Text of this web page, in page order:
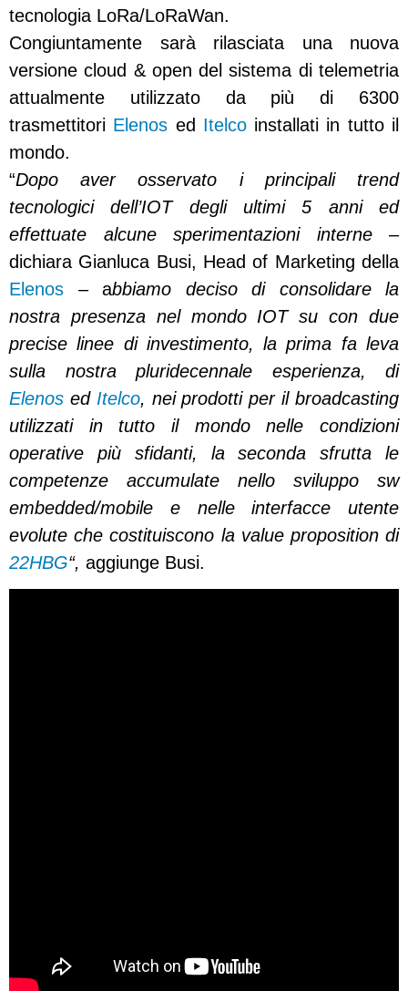
tecnologia LoRa/LoRaWan.
Congiuntamente sarà rilasciata una nuova
versione cloud & open del sistema di telemetria
attualmente utilizzato da più di 6300
trasmettitori Elenos ed Itelco installati in tutto il
mondo.
“Dopo aver osservato i principali trend
tecnologici dell’IOT degli ultimi 5 anni ed
effettuate alcune sperimentazioni interne –
dichiara Gianluca Busi, Head of Marketing della
Elenos – abbiamo deciso di consolidare la
nostra presenza nel mondo IOT su con due
precise linee di investimento, la prima fa leva
sulla nostra pluridecennale esperienza, di
Elenos ed Itelco, nei prodotti per il broadcasting
utilizzati in tutto il mondo nelle condizioni
operative più sfidanti, la seconda sfrutta le
competenze accumulate nello sviluppo sw
embedded/mobile e nelle interfacce utente
evolute che costituiscono la value proposition di
22HBG“, aggiunge Busi.